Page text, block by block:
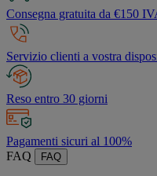
Consegna gratuita da €150
Servizio clienti a vostra
Reso entro 30 giorni
Pagamenti sicuri al 100%
FAQ
FAQ